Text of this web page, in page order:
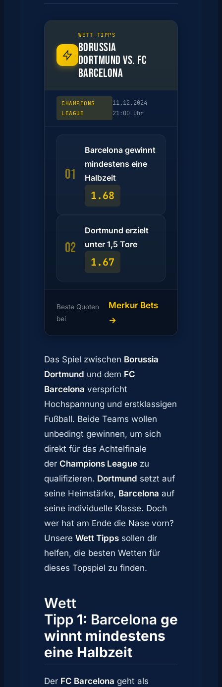
WETT-TIPPS
BORUSSIA
DORTMUND VS. FC
BARCELONA
CHAMPIONS
LEAGUE
11.12.2024
21:00 Uhr
01
Barcelona gewinnt
mindestens eine
Halbzeit
1.68
02
Dortmund erzielt
unter 1,5 Tore
1.67
Beste Quoten
bei
Merkur Bets
→
Das Spiel zwischen Borussia
Dortmund und dem FC
Barcelona verspricht
Hochspannung und erstklassigen
Fußball. Beide Teams wollen
unbedingt gewinnen, um sich
direkt für das Achtelfinale
der Champions League zu
qualifizieren. Dortmund setzt auf
seine Heimstärke, Barcelona auf
seine individuelle Klasse. Doch
wer hat am Ende die Nase vorn?
Unsere Wett Tipps sollen dir
helfen, die besten Wetten für
dieses Topspiel zu finden.
Wett
Tipp 1: Barcelona ge
winnt mindestens
eine Halbzeit
Der FC Barcelona geht als